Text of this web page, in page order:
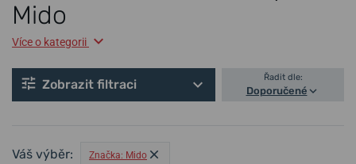
Mido
Více o kategorii
Zobrazit filtraci Řadit dle:
Doporučené
Váš výběr: Značka: Mido